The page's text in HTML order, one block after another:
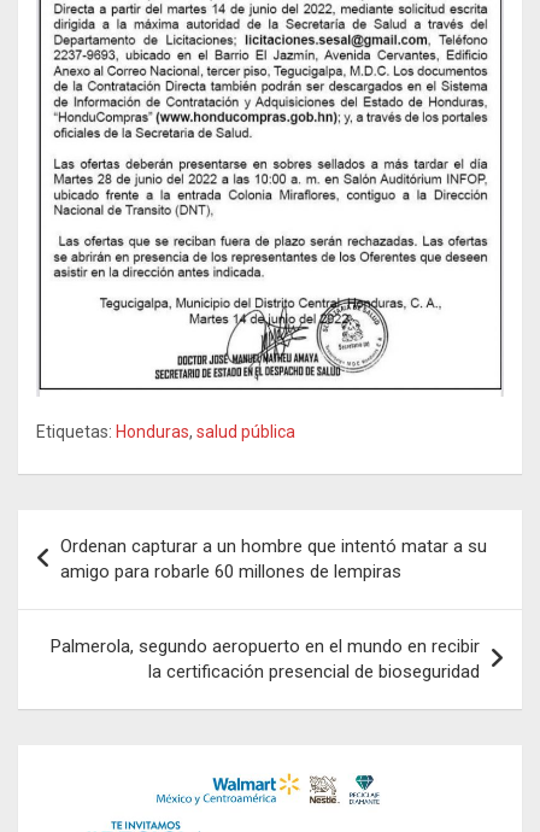
Etiquetas: Honduras, salud pública
de
entradas
Ordenan capturar a un hombre que intentó matar a su
amigo para robarle 60 millones de lempiras
Palmerola, segundo aeropuerto en el mundo en recibir
la certificación presencial de bioseguridad